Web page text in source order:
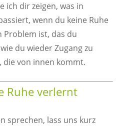
ich dir zeigen, was in
wenn du keine Ruhe
Problem ist, das du
du wieder Zugang zu
die von innen kommt.
Ruhe verlernt
sprechen, lass uns kurz